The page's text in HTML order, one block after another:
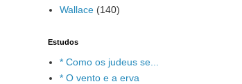
Wallace (140)
Estudos
* Como os judeus se...
* O vento e a erva